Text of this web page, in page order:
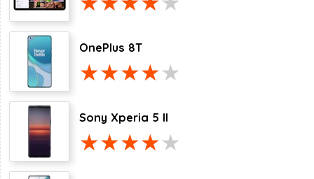
OnePlus 8T
Sony Xperia 5 II